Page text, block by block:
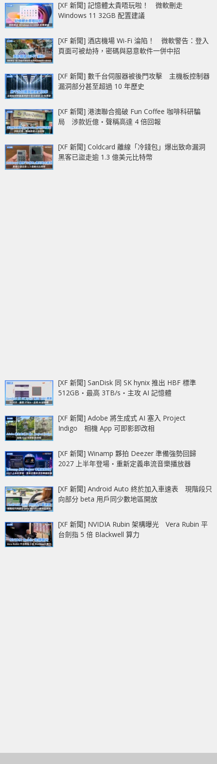
[XF 新聞] 記憶體太貴唔玩啦！ 微軟刪走
Windows 11 32GB 配置建議
[XF 新聞] 酒店機場 Wi-Fi 淪陷！ 微軟警告：登入
頁面可被劫持，密碼與惡意軟件一併中招
[XF 新聞] 數千台伺服器被後門攻擊 主機板控制器
漏洞部分甚至超過 10 年歷史
[XF 新聞] 港澳聯合搗破 Fun Coffee 咖啡科研騙
局 涉款近億‧聲稱高達 4 倍回報
[XF 新聞] Coldcard 離線「冷錢包」爆出致命漏洞
黑客已盜走逾 1.3 億美元比特幣
[XF 新聞] SanDisk 同 SK hynix 推出 HBF 標準
512GB‧最高 3TB/s‧主攻 AI 記憶體
[XF 新聞] Adobe 將生成式 AI 塞入 Project
Indigo 相機 App 可即影即改相
[XF 新聞] Winamp 夥拍 Deezer 準備強勢回歸
2027 上半年登場‧重新定義串流音樂播放器
[XF 新聞] Android Auto 終於加入車速表 現階段只
向部分 beta 用戶同少數地區開放
[XF 新聞] NVIDIA Rubin 架構曝光 Vera Rubin 平
台劍指 5 倍 Blackwell 算力